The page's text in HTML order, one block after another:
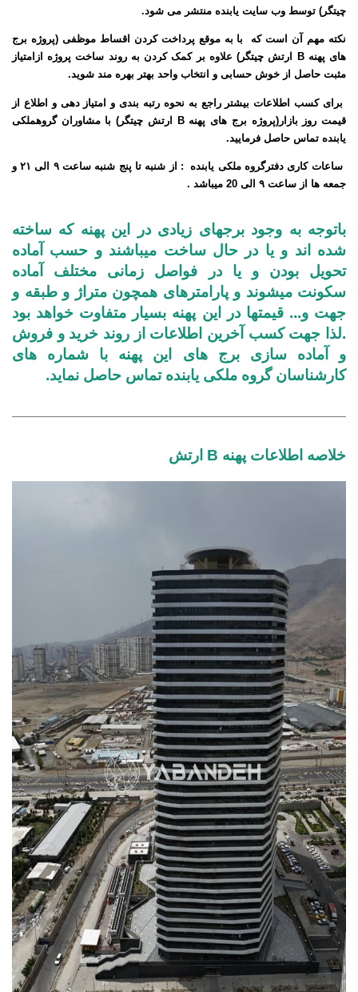
چیتگر) توسط وب سایت یابنده منتشر می شود.
نکته مهم آن است که با به موقع پرداخت کردن اقساط موظفی (پروژه برج
های پهنه B ارتش چیتگر
) علاوه بر کمک کردن به روند ساخت پروژه از امتیاز
مثبت حاصل از خوش حسابی و انتخاب واحد بهتر بهره مند شوید.
برای کسب اطلاعات بیشتر راجع به نحوه رتبه بندی و امتیاز دهی و اطلاع از
قیمت روز بازار(پروژه برج های پهنه B ارتش چیتگر ) با مشاوران گروهملکی
یابنده تماس حاصل فرمایید.
ساعات کاری دفترگروه ملکی یابنده : از شنبه تا پنج شنبه ساعت۹ الی ۲۱ و
جمعه ها از ساعت ۹ الی 20 میباشد .
باتوجه به وجود برجهای زیادی در این پهنه که ساخته
شده اند و یا در حال ساخت میباشند و حسب آماده
تحویل بودن و یا در فواصل زمانی مختلف آماده
سکونت میشوند و پارامترهای همچون متراژ و طبقه و
جهت و... قیمتها در این پهنه بسیار متفاوت خواهد بود
.لذا جهت کسب آخرین اطلاعات از روند خرید و فروش
و آماده سازی برج های این پهنه با شماره های
کارشناسان گروه ملکی یابنده تماس حاصل نماید.
خلاصه اطلاعات پهنه B ارتش